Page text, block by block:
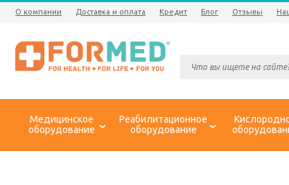
О компании Доставка и оплата Кредит Блог Отзывы
Медицинское
оборудование
Реабилитационное
оборудование